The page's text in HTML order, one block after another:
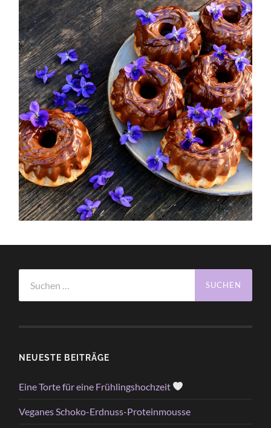
nach:
NEUESTE BEITRÄGE
Eine Torte für eine Frühlingshochzeit
Veganes Schoko-Erdnuss-Proteinmousse